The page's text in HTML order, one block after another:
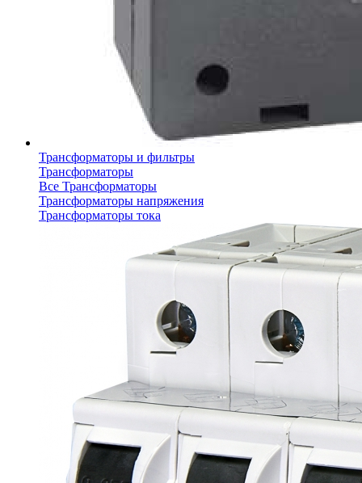
Трансформаторы и фильтры
Трансформаторы
Все Трансформаторы
Трансформаторы напряжения
Трансформаторы тока